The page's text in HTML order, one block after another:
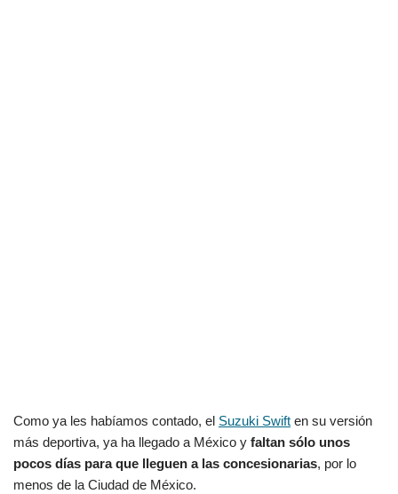
Como ya les habíamos contado, el Suzuki Swift en su versión
más deportiva, ya ha llegado a México y faltan sólo unos
pocos días para que lleguen a las concesionarias, por lo
menos de la Ciudad de México.